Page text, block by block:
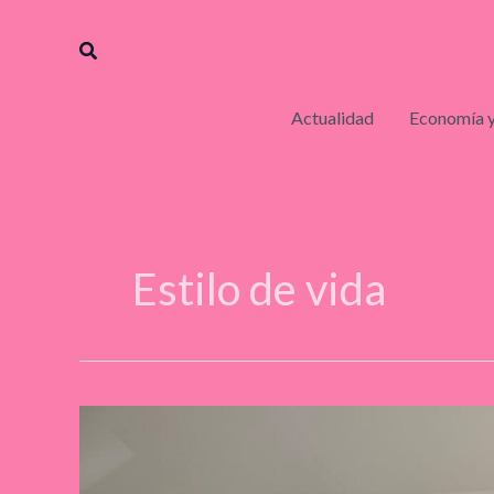
Buscar
Actualidad Economía
Estilo de vida